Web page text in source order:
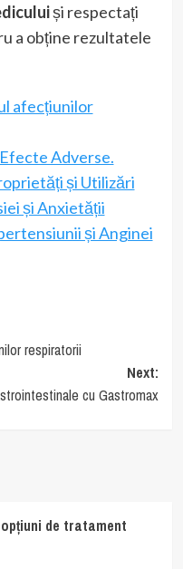
și respectați
a obține rezultatele
afecțiunilor
Adverse.
și Utilizări
și Anxietății
și Anginei
respiratorii
Next:
cu Gastromax
de tratament